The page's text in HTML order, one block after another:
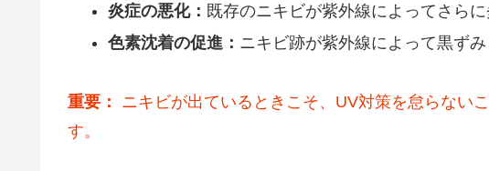
炎症の悪化： 既存のニキビが紫外線によってさら
色素沈着の促進： ニキビ跡が紫外線によって黒ず
重要：
ニキビが出ているときこそ、UV対策を怠らない
す。